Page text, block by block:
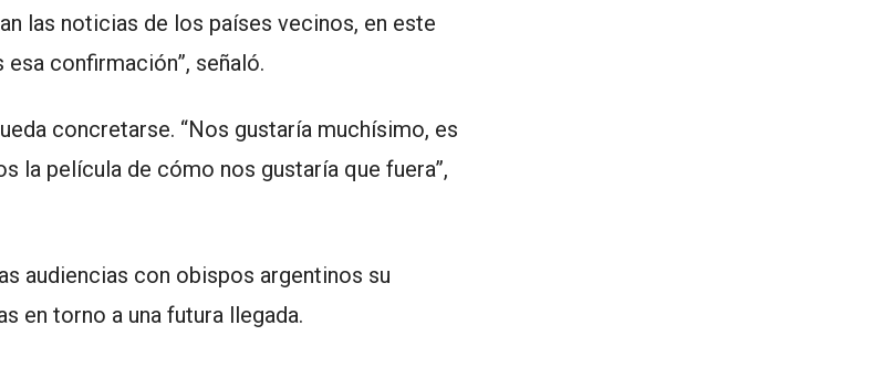
las noticias de los países vecinos, en este
confirmación”, señaló.
concretarse. “Nos gustaría muchísimo, es
la película de cómo nos gustaría que fuera”,
audiencias con obispos argentinos su
en torno a una futura llegada.